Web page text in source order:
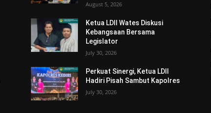
August 5, 2026
Ketua LDII Wates Diskusi
Kebangsaan Bersama
Legislator
July 30, 2026
Perkuat Sinergi, Ketua LDII
Hadiri Pisah Sambut Kapolres
July 30, 2026